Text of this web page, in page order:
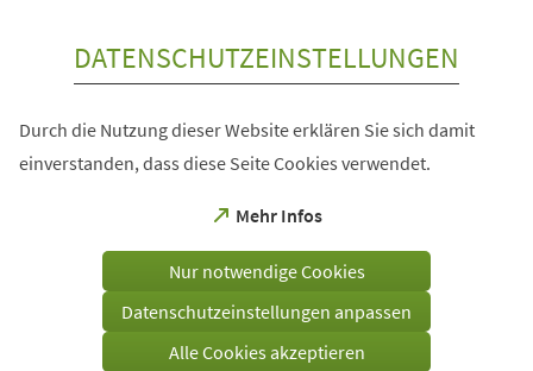
DATENSCHUTZEINSTELLUNGEN
Durch die Nutzung dieser Website erklären Sie sich damit
einverstanden, dass diese Seite Cookies verwendet.
Mehr Infos
(Öffnet
einem
Tab)
Nur notwendige Cookies
Datenschutzeinstellungen anpassen
Alle Cookies akzeptieren